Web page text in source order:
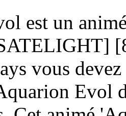
est un
vous
Evol